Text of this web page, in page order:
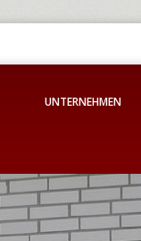
UNTERNEHMEN